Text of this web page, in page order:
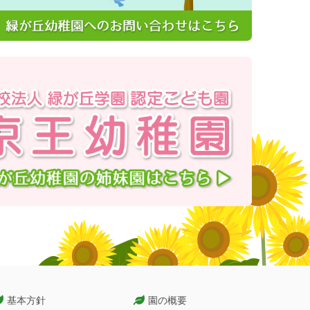
基本方針 園の概要